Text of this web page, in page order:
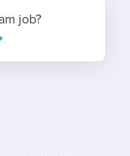
experiences
job?